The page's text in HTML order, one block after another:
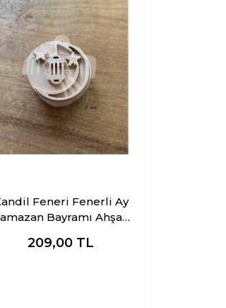
Feneri Fenerli Ay
Bayramı Ahşap
209,00 TL